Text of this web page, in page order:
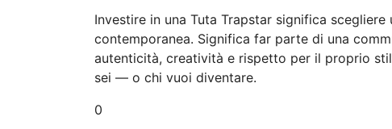
Investire in una Tuta Trapstar significa
contemporanea. Significa far parte di una
autenticità, creatività e rispetto per il proprio
sei — o chi vuoi diventare.
0